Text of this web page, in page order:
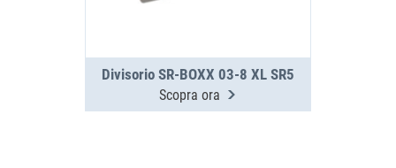
Divisorio SR-BOXX 03-8 XL SR5
Scopra ora